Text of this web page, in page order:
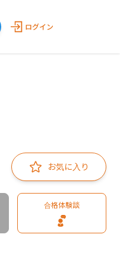
ログイン
お気に入り
合格体験談